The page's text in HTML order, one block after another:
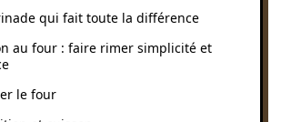
qui fait toute la différence
au four : faire rimer simplicité et
le four